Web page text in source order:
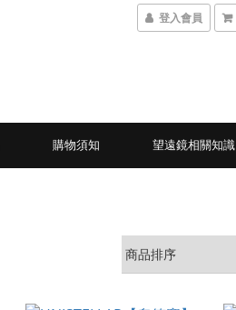
登入會員
購物須知 望遠鏡相關知識